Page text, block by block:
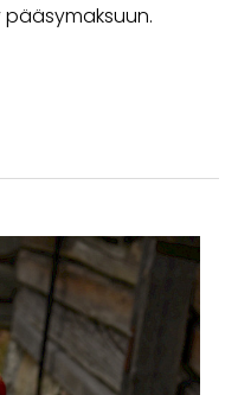
pääsymaksuun.